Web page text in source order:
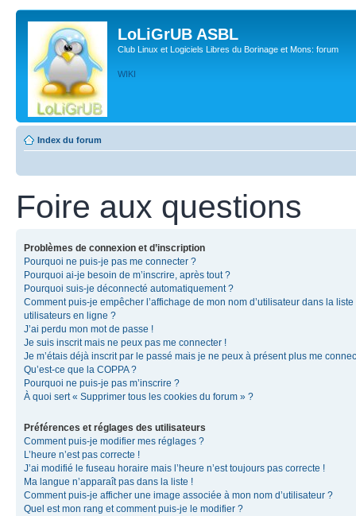
LoLiGrUB ASBL
Club Linux et Logiciels Libres du Borinage et Mons: forum
WIKI
Index du forum
Foire aux questions
Problèmes de connexion et d’inscription
Pourquoi ne puis-je pas me connecter ?
Pourquoi ai-je besoin de m’inscrire, après tout ?
Pourquoi suis-je déconnecté automatiquement ?
Comment puis-je empêcher l’affichage de mon nom d’utilisateur dans la liste
utilisateurs en ligne ?
J’ai perdu mon mot de passe !
Je suis inscrit mais ne peux pas me connecter !
Je m’étais déjà inscrit par le passé mais je ne peux à présent plus me
Qu’est-ce que la COPPA ?
Pourquoi ne puis-je pas m’inscrire ?
À quoi sert « Supprimer tous les cookies du forum » ?
Préférences et réglages des utilisateurs
Comment puis-je modifier mes réglages ?
L’heure n’est pas correcte !
J’ai modifié le fuseau horaire mais l’heure n’est toujours pas correcte !
Ma langue n’apparaît pas dans la liste !
Comment puis-je afficher une image associée à mon nom d’utilisateur ?
Quel est mon rang et comment puis-je le modifier ?